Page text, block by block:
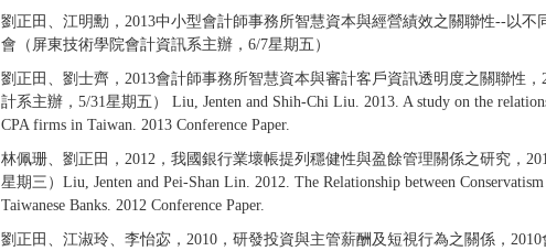
劉正田、江明勳，2013中小型會計師事務所智慧資本與經營績效之關聯性--以
會（屏東技術學院會計資訊系主辦，6/7星期五）
劉正田、劉士齊，2013會計師事務所智慧資本與審計客戶資訊透明度之關聯性
計系主辦，5/31星期五） Liu, Jenten and Shih-Chi Liu. 2013. A study on the
CPA firms in Taiwan. 2013 Conference Paper.
林佩珊、劉正田，2012，我國銀行業壞帳提列穩健性與盈餘管理關係之研究，
星期三）Liu, Jenten and Pei-Shan Lin. 2012. The Relationship between
Taiwanese Banks. 2012 Conference Paper.
劉正田、江淑玲、李怡宓，2010，研發投資與主管薪酬及短視行為之關係，